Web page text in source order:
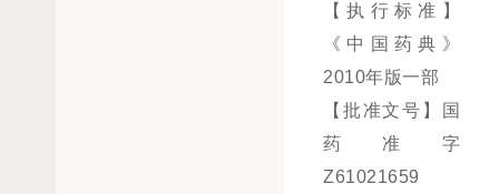
【执行标准】
《中国药典》
2010年版一部
【批准文号】国
药准字
Z61021659